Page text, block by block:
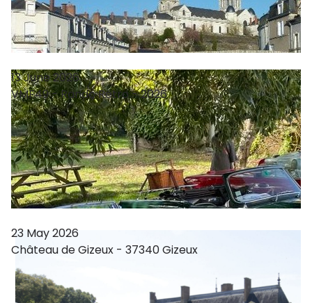
13 June 2026
VMF49 - Rando Rétro - 2026
23 May 2026
Château de Gizeux - 37340 Gizeux